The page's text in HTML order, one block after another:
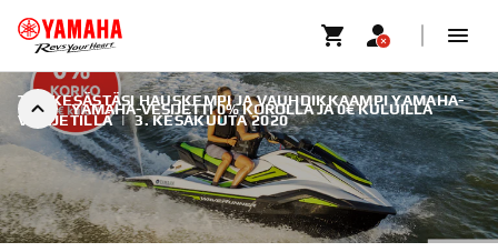
YAMAHA-VESIJETTI 0% KOROLLA JA 0€ KULUILLA
TEE KESÄSTÄSI HAUSKEMPI JA VAUHDIKKAAMPI YAMAHA-
VESIJETILLÄ | 3. KESÄKUUTA 2020